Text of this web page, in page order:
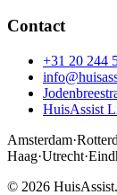
Contact
+31 20 244
HuisAssist
Amsterdam·
Haag·Utrecht·
© 2026